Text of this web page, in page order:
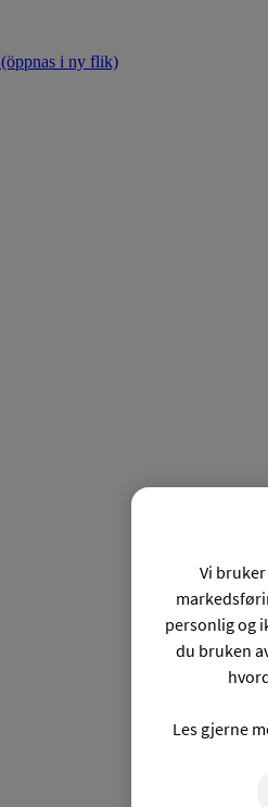
(öppnas i ny flik)
Vi
personlig og
du bruken
Les gjerne